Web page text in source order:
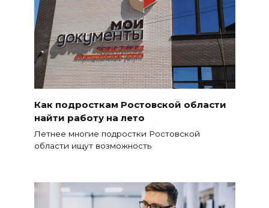
Как подросткам Ростовской области
найти работу на лето
Летнее многие подростки Ростовской
области ищут возможность